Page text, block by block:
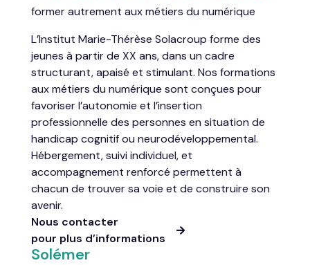
former autrement aux métiers du numérique
L’Institut Marie-Thérèse Solacroup forme des
jeunes à partir de XX ans, dans un cadre
structurant, apaisé et stimulant. Nos formations
aux métiers du numérique sont conçues pour
favoriser l’autonomie et l’insertion
professionnelle des personnes en situation de
handicap cognitif ou neurodéveloppemental.
Hébergement, suivi individuel, et
accompagnement renforcé permettent à
chacun de trouver sa voie et de construire son
avenir.
Nous contacter
pour plus d’informations

Solémer